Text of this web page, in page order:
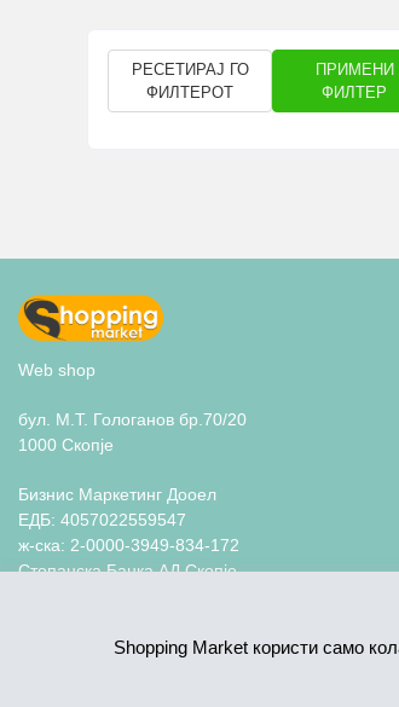
ПРИМЕНИ
ФИЛТЕР
РЕСЕТИРАЈ ГО
ФИЛТЕРОТ
Web shop
бул. М.Т. Гологанов бр.70/20
1000 Скопје
Бизнис Маркетинг Дооел
ЕДБ: 4057022559547
ж-ска: 2-0000-3949-834-172
Стопанска Банка АД Скопје
shoppingmarketmk@gmail.com
Shopping Market користи само